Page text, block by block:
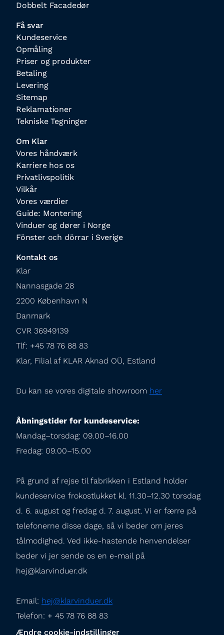
Dobbelt Facadedør
Få svar
Kundeservice
Opmåling
Priser og produkter
Betaling
Levering
Sitemap
Reklamationer
Tekniske Tegninger
Om Klar
Vores håndværk
Karriere hos os
Privatlivspolitik
Vilkår
Vores værdier
Guide: Montering
Vinduer og dører i Norge
Fönster och dörrar i Sverige
Kontakt os
Klar
Nannasgade 28
2200 København N
Danmark
CVR 36949139
Tlf: +45 78 76 88 83
Klar, Filial af KLAR Aknad OÜ, Estland
Du kan se vores digitale showroom her
Åbningstider for kundeservice:
Mandag–torsdag: 09.00–16.00
Fredag: 09.00–15.00
På grund af rejse til fabrikken i Estland holder
kundeservice frokostlukket kl. 11.30–12.30 torsdag
d. 6. august og fredag d. 7. august. Vi er færre på
telefonerne disse dage, så vi beder om jeres
tålmodighed. Ved ikke-hastende henvendelser
beder vi jer sende os en e-mail på
hej@klarvinduer.dk
Email: hej@klarvinduer.dk
Telefon: + 45 78 76 88 83
Ændre cookie-indstillinger